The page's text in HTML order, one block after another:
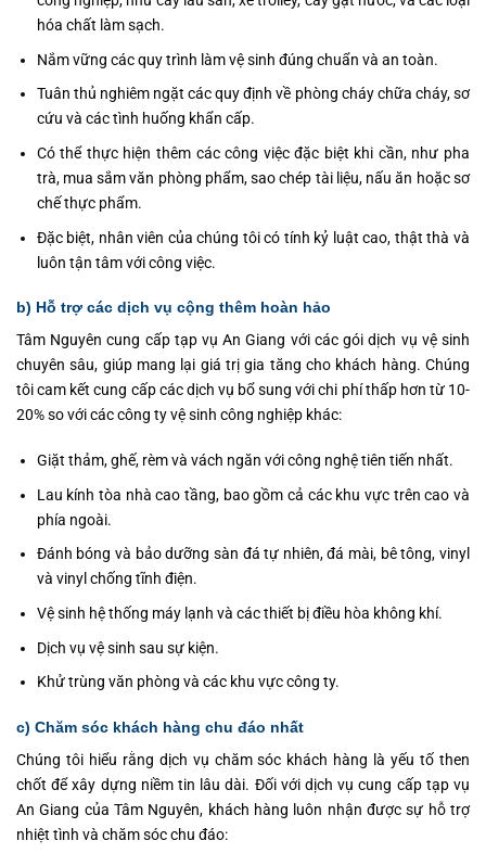
hóa chất làm sạch.
Nắm vững các quy trình làm vệ sinh đúng chuẩn và an toàn.
Tuân thủ nghiêm ngặt các quy định về phòng cháy chữa cháy, sơ
cứu và các tình huống khẩn cấp.
Có thể thực hiện thêm các công việc đặc biệt khi cần, như pha
trà, mua sắm văn phòng phẩm, sao chép tài liệu, nấu ăn hoặc sơ
chế thực phẩm.
Đặc biệt, nhân viên của chúng tôi có tính kỷ luật cao, thật thà và
luôn tận tâm với công việc.
b) Hỗ trợ các dịch vụ cộng thêm hoàn hảo
Tâm Nguyên cung cấp tạp vụ An Giang với các gói dịch vụ vệ sinh
chuyên sâu, giúp mang lại giá trị gia tăng cho khách hàng. Chúng
tôi cam kết cung cấp các dịch vụ bổ sung với chi phí thấp hơn từ 10-
20% so với các công ty vệ sinh công nghiệp khác:
Giặt thảm, ghế, rèm và vách ngăn với công nghệ tiên tiến nhất.
Lau kính tòa nhà cao tầng, bao gồm cả các khu vực trên cao và
phía ngoài.
Đánh bóng và bảo dưỡng sàn đá tự nhiên, đá mài, bê tông, vinyl
và vinyl chống tĩnh điện.
Vệ sinh hệ thống máy lạnh và các thiết bị điều hòa không khí.
Dịch vụ vệ sinh sau sự kiện.
Khử trùng văn phòng và các khu vực công ty.
c) Chăm sóc khách hàng chu đáo nhất
Chúng tôi hiểu rằng dịch vụ chăm sóc khách hàng là yếu tố then
chốt để xây dựng niềm tin lâu dài. Đối với dịch vụ cung cấp tạp vụ
An Giang của Tâm Nguyên, khách hàng luôn nhận được sự hỗ trợ
nhiệt tình và chăm sóc chu đáo: